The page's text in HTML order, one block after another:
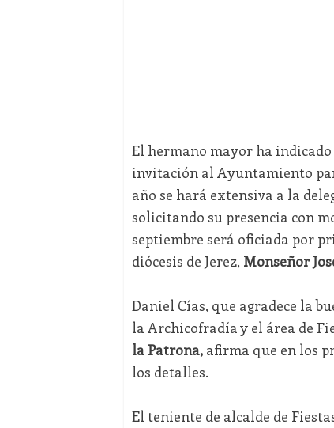
El hermano mayor ha
invitación al Ayuntamiento
año se hará extensiva a la
solicitando su presencia con
septiembre será oficiada por
diócesis de Jerez, Monseñor
Daniel Cías, que agradece la
la Archicofradía y el área de
la Patrona,afirma que en los
los detalles.
El teniente de alcalde de